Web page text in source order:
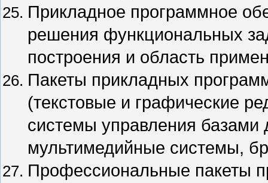
Прикладное программное
решения функциональных
построения и область
Пакеты прикладных
(текстовые и графические
системы управления базами
мультимедийные системы,
Профессиональные пакеты